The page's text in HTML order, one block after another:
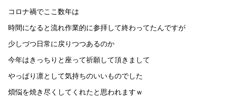
コロナ禍でここ数年は
時間になると流れ作業的に参拝して終わってたんですが
少しづつ日常に戻りつつあるのか
今年はきっちりと座って祈願して頂きまして
やっぱり凛として気持ちのいいものでした
煩悩を焼き尽くしてくれたと思われますｗ